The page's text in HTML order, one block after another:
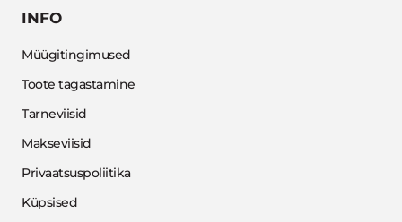
INFO
Müügitingimused
Toote tagastamine
Tarneviisid
Makseviisid
Privaatsuspoliitika
Küpsised